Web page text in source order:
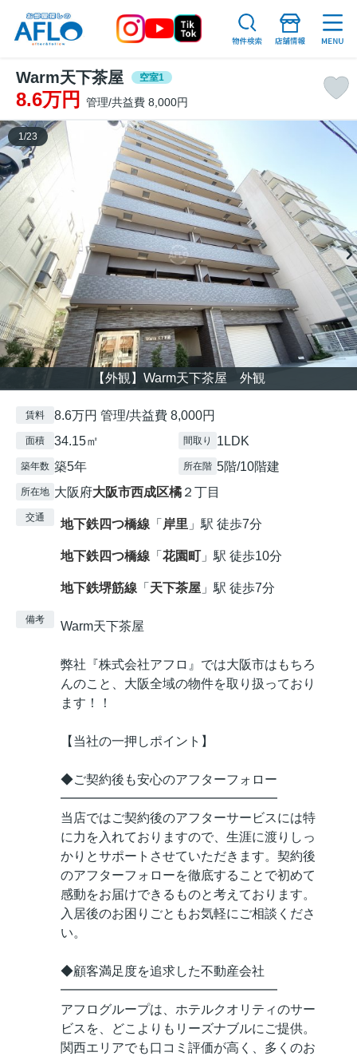
Warm天下茶屋 空室1
8.6万円 管理/共益費 8,000円
【外観】Warm天下茶屋 外観
1 /23
賃料 8.6万円 管理/共益費 8,000円
面積 34.15㎡ 間取り 1LDK
築年数 築5年 所在階 5階/10階建
所在地 大阪府大阪市西成区橘 ２丁目
交通 地下鉄四つ橋線 「 岸里 」駅 徒歩7分
地下鉄四つ橋線 「 花園町 」駅 徒歩10分
地下鉄堺筋線 「 天下茶屋 」駅 徒歩7分
備考 Warm天下茶屋
弊社『株式会社アフロ』では大阪市はもちろ
んのこと、大阪全域の物件を取り扱っており
ます！！
【当社の一押しポイント】
◆ご契約後も安心のアフターフォロー
━━━━━━━━━━━━━━━━━
当店ではご契約後のアフターサービスには特
に力を入れておりますので、生涯に渡りしっ
かりとサポートさせていただきます。契約後
のアフターフォローを徹底することで初めて
感動をお届けできるものと考えております。
入居後のお困りごともお気軽にご相談くださ
い。
◆顧客満足度を追求した不動産会社
━━━━━━━━━━━━━━━━━
アフログループは、ホテルクオリティのサー
ビスを、どこよりもリーズナブルにご提供。
関西エリアでも口コミ評価が高く、多くのお